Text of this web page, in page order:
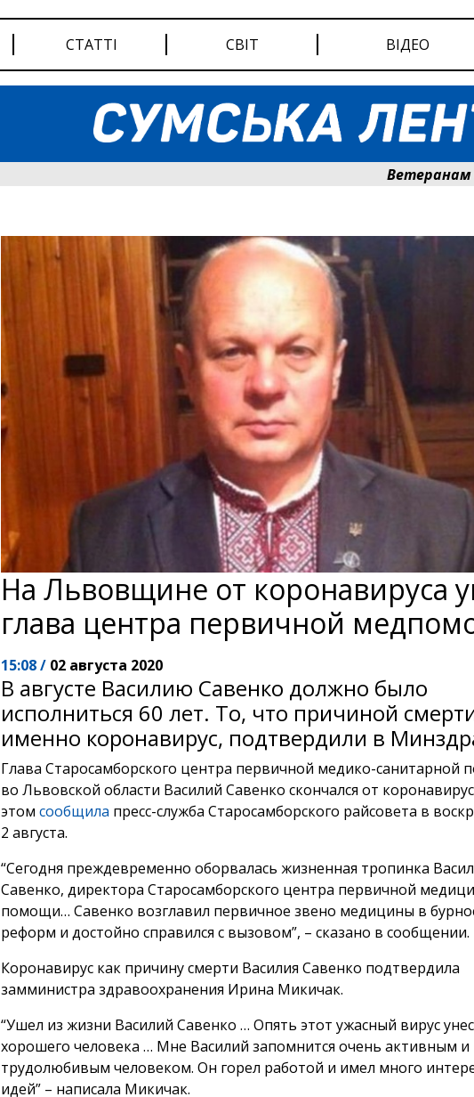
СТАТТІ СВІТ ВІДЕО
Ветеранам
На Львовщине от коронавируса
глава центра первичной
15:08 / 02 августа 2020
В августе Василию Савенко должно было
исполниться 60 лет. То, что причиной
именно коронавирус, подтвердили в
Глава Старосамборского центра первичной медико-санитарной
во Львовской области Василий Савенко скончался от
этом сообщила пресс-служба Старосамборского райсовета в
2 августа.
“Сегодня преждевременно оборвалась жизненная тропинка
Савенко, директора Старосамборского центра первичной
помощи… Савенко возглавил первичное звено медицины в
реформ и достойно справился с вызовом”, – сказано в сообщении.
Коронавирус как причину смерти Василия Савенко подтвердила
замминистра здравоохранения Ирина Микичак.
“Ушел из жизни Василий Савенко … Опять этот ужасный вирус унес
хорошего человека … Мне Василий запомнится очень активным и
трудолюбивым человеком. Он горел работой и имел много
идей” – написала Микичак.